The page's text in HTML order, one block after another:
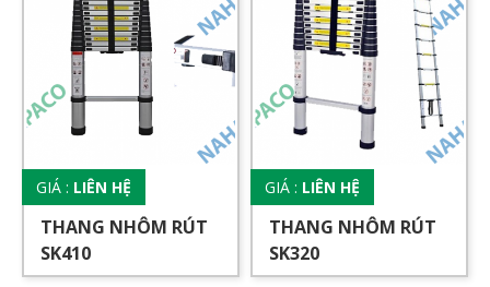
GIÁ : LIÊN HỆ
THANG NHÔM RÚT
SK410
GIÁ : LIÊN HỆ
THANG NHÔM RÚT
SK320